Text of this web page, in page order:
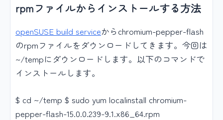
rpmファイルからインストールする方法
openSUSE build serviceからchromium-pepper-flash
のrpmファイルをダウンロードしてきます。今回は
~/tempにダウンロードします。以下のコマンドで
インストールします。
$ cd ~/temp $ sudo yum localinstall chromium-
pepper-flash-15.0.0.239-9.1.x86_64.rpm